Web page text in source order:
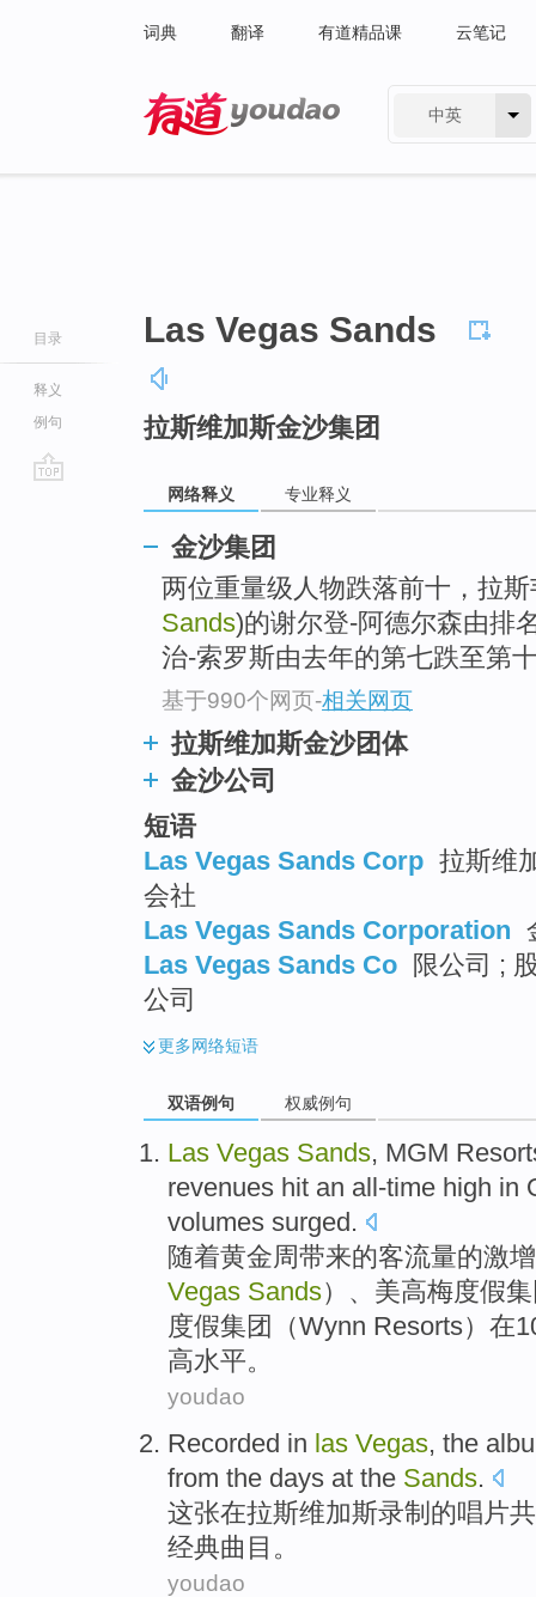
词典 翻译 有道精品课 云笔记
中英
目录
释义
例句
Las Vegas Sands
拉斯维加斯金沙集团
网络释义 专业释义
金沙集团
两位重量级人物跌落前十，拉
Sands)的谢尔登-阿德尔森由排
治-索罗斯由去年的第七跌至第
基于990个网页-相关网页
拉斯维加斯金沙团体
金沙公司
短语
Las Vegas Sands Corp 拉斯维
会社
Las Vegas Sands Corporation
Las Vegas Sands Co
限公司 ;
公司
更多网络短语
双语例句 权威例句
Las Vegas Sands, MGM
revenues hit an all-time high in
volumes surged.
随着黄金周带来的客流量的激增
Vegas Sands）、美高梅度假
度假集团（Wynn Resorts） 在
高水平。
youdao
Recorded in las Vegas, the
from the days at the Sands.
这张在拉斯维加斯录制 的唱片共
经典曲目 。
youdao